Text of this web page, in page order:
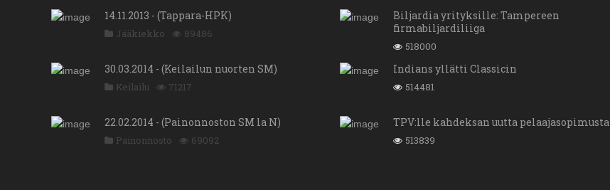
14.11.2013 - (Tappara-HPK)
Jääkiekko 89486
30.03.2014 - (Keilailun nuorten SM)
Keilailu 71217
22.02.2014 - (Painonnoston SM la N)
Painonnosto 69092
Biljardia yrityksille: Tampereen
firmabiljardiliiga
518000
Indians yllätti Classicin
514481
TPV:lle kahdeksan uutta pelaajasopimusta
513839